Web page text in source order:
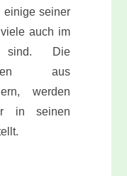
einige seiner
auch im
sind. Die
aus
werden
in seinen